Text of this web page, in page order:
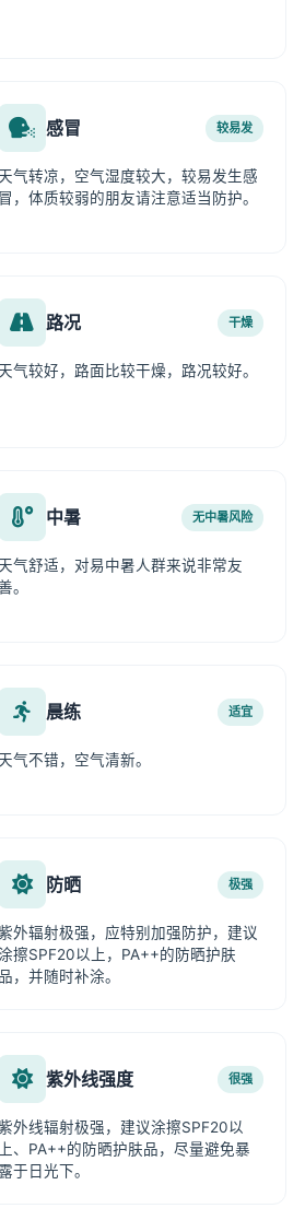
感冒 较易发
天气转凉，空气湿度较大，较易发生感
冒，体质较弱的朋友请注意适当防护。
路况 干燥
天气较好，路面比较干燥，路况较好。
中暑 无中暑风险
天气舒适，对易中暑人群来说非常友
。
晨练 适宜
天气不错，空气清新。
防晒 极强
外辐射极强，应特别加强防护，建议
擦SPF20以上，PA++的防晒护肤
品，并随时补涂。
紫外线强度 很强
外线辐射极强，建议涂擦SPF20以
上、PA++的防晒护肤品，尽量避免暴
露于日光下。